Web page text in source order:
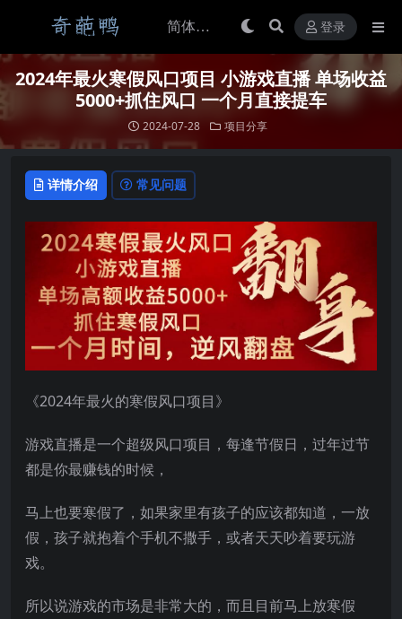
登录
2024年最火寒假风口项目 小游戏直播 单场收益
5000+抓住风口 一个月直接提车
2024-07-28 项目分享
详情介绍 常见问题
《2024年最火的寒假风口项目》
游戏直播是一个超级风口项目，每逢节假日，过年过节
都是你最赚钱的时候，
马上也要寒假了，如果家里有孩子的应该都知道，一放
假，孩子就抱着个手机不撒手，或者天天吵着要玩游
戏。
所以说游戏的市场是非常大的，而且目前马上放寒假